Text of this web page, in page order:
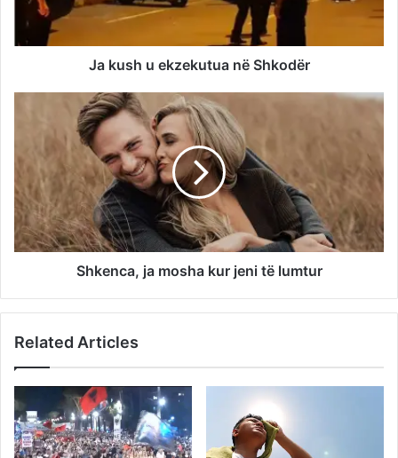
Ja kush u ekzekutua në Shkodër
Shkenca, ja mosha kur jeni të lumtur
Related Articles